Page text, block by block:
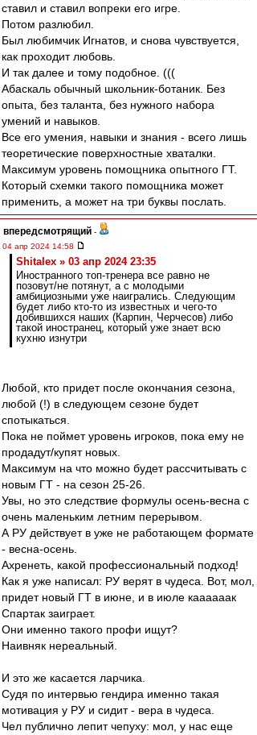
ставил и ставил вопреки его игре.
Потом разлюбил.
Был любимчик Игнатов, и снова чувствуется,
как проходит любовь.
И так далее и тому подобное. (((
Абаскаль обычный школьник-ботаник. Без
опыта, без таланта, без нужного набора
умений и навыков.
Все его умения, навыки и знания - всего лишь
теоретические поверхностные хваталки.
Максимум уровень помощника опытного ГТ.
Который схемки такого помощника может
применить, а может на три буквы послать.
впередсмотрящий -
04 апр 2024 14:58
Shitalex » 03 апр 2024 23:35
Иностранного топ-тренера все равно не
позовут/не потянут, а с молодыми
амбициозными уже наигрались. Следующим
будет либо кто-то из известных и чего-то
добившихся наших (Карпин, Черчесов) либо
такой иностранец, который уже знает всю
кухню изнутри
Любой, кто придет после окончания сезона,
любой (!) в следующем сезоне будет
спотыкаться.
Пока не поймет уровень игроков, пока ему не
продадут/купят новых.
Максимум на что можно будет рассчитывать с
новым ГТ - на сезон 25-26.
Увы, но это следствие формулы осень-весна с
очень маленьким летним перерывом.
А РУ действует в уже не работающем формате
- весна-осень.
Ахренеть, какой профессиональный подход!
Как я уже написал: РУ верят в чудеса. Вот, мол,
придет новый ГТ в июне, и в июле каааааак
Спартак заиграет.
Они именно такого профи ищут?
Наивняк нереальный.
И это же касается ларчика.
Судя по интервью гендира именно такая
мотивация у РУ и сидит - вера в чудеса.
Чел публично лепит чепуху: мол, у нас еще